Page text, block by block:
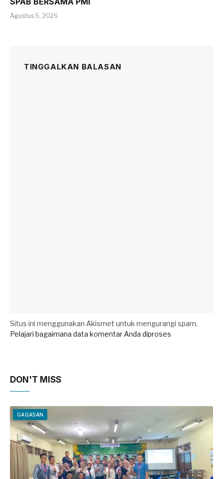
Agustus 5, 2026
TINGGALKAN BALASAN
Situs ini menggunakan Akismet untuk mengurangi spam.
Pelajari bagaimana data komentar Anda diproses
DON'T MISS
GAGASAN